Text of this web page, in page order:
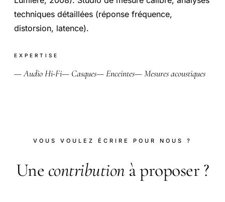
techniques détaillées (réponse fréquence,
distorsion, latence).
EXPERTISE
— Audio Hi-Fi— Casques— Enceintes— Mesures acoustiques
VOUS VOULEZ ÉCRIRE POUR NOUS ?
Une contribution à proposer ?